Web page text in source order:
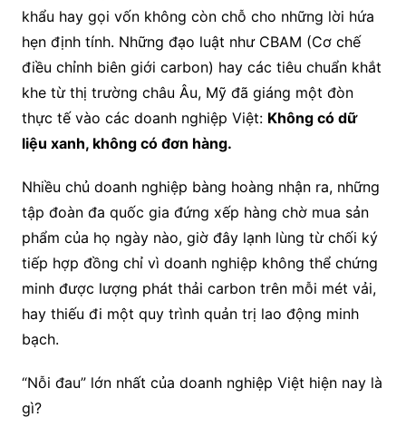
khẩu hay gọi vốn không còn chỗ cho những lời hứa
hẹn định tính. Những đạo luật như CBAM (Cơ chế
điều chỉnh biên giới carbon) hay các tiêu chuẩn khắt
khe từ thị trường châu Âu, Mỹ đã giáng một đòn
thực tế vào các doanh nghiệp Việt: Không có dữ
liệu xanh, không có đơn hàng.
Nhiều chủ doanh nghiệp bàng hoàng nhận ra, những
tập đoàn đa quốc gia đứng xếp hàng chờ mua sản
phẩm của họ ngày nào, giờ đây lạnh lùng từ chối ký
tiếp hợp đồng chỉ vì doanh nghiệp không thể chứng
minh được lượng phát thải carbon trên mỗi mét vải,
hay thiếu đi một quy trình quản trị lao động minh
bạch.
“Nỗi đau” lớn nhất của doanh nghiệp Việt hiện nay là
gì?